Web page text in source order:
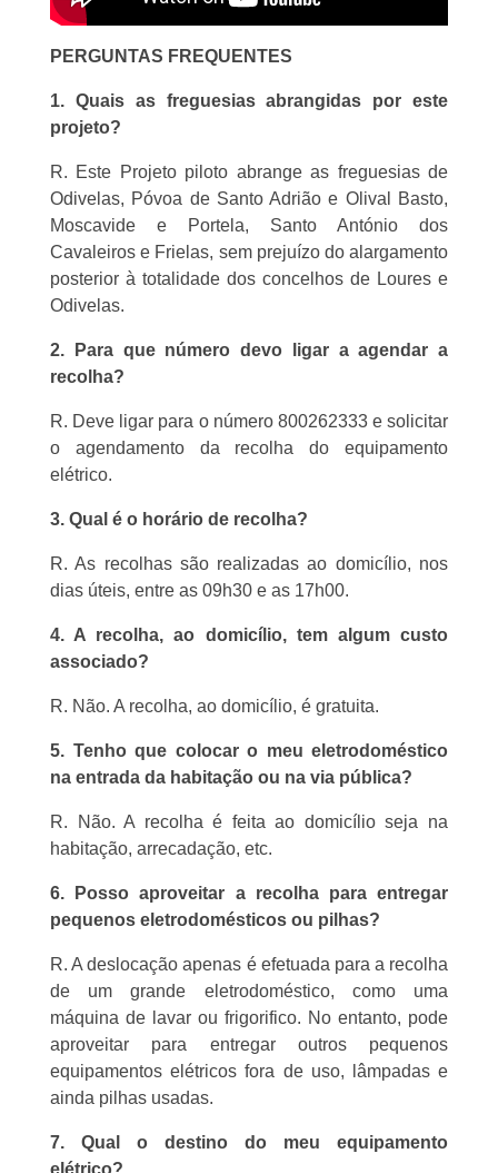
PERGUNTAS FREQUENTES
1. Quais as freguesias abrangidas por este
projeto?
R. Este Projeto piloto abrange as freguesias de
Odivelas, Póvoa de Santo Adrião e Olival Basto,
Moscavide e Portela, Santo António dos
Cavaleiros e Frielas, sem prejuízo do alargamento
posterior à totalidade dos concelhos de Loures e
Odivelas.
2. Para que número devo ligar a agendar a
recolha?
R. Deve ligar para o número 800262333 e solicitar
o agendamento da recolha do equipamento
elétrico.
3. Qual é o horário de recolha?
R. As recolhas são realizadas ao domicílio, nos
dias úteis, entre as 09h30 e as 17h00.
4. A recolha, ao domicílio, tem algum custo
associado?
R. Não. A recolha, ao domicílio, é gratuita.
5. Tenho que colocar o meu eletrodoméstico
na entrada da habitação ou na via pública?
R. Não. A recolha é feita ao domicílio seja na
habitação, arrecadação, etc.
6. Posso aproveitar a recolha para entregar
pequenos eletrodomésticos ou pilhas?
R. A deslocação apenas é efetuada para a recolha
de um grande eletrodoméstico, como uma
máquina de lavar ou frigorifico. No entanto, pode
aproveitar para entregar outros pequenos
equipamentos elétricos fora de uso, lâmpadas e
ainda pilhas usadas.
7. Qual o destino do meu equipamento